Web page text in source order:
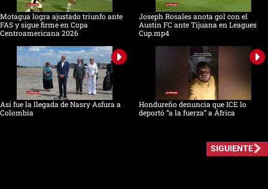
Motagua logra ajustado triunfo ante
FAS y sigue firme en Copa
Centroamericana 2026
Joseph Rosales anota gol con el
Austin FC ante Tijuana en Leagues
Cup.mp4
Así fue la llegada de Nasry Asfura a
Colombia
Hondureño denuncia que ICE lo
deportó “a la fuerza” a África
SIGUIENTE